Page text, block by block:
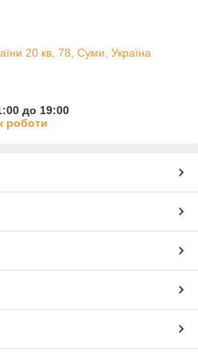
20 кв, 78, Суми, Україна
до 19:00
роботи